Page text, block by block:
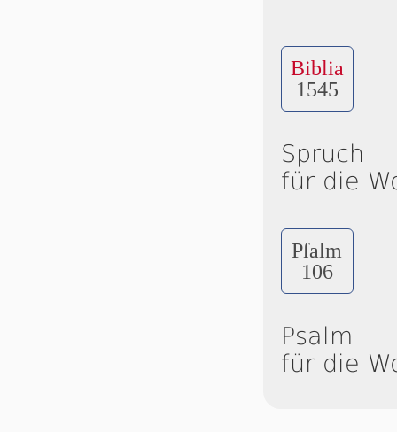
Biblia
1545
Spruch
für die
Pſalm
106
Psalm
für die